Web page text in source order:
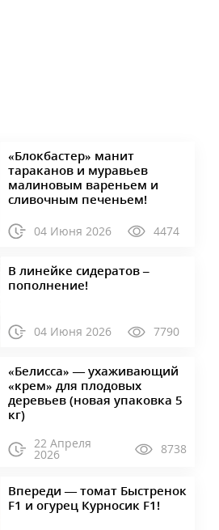
«Блокбастер» манит
тараканов и муравьев
малиновым вареньем и
сливочным печеньем!
04 Июня 2026 4474
В линейке сидератов –
пополнение!
04 Июня 2026 7790
«Белисса» — ухаживающий
«крем» для плодовых
деревьев (новая упаковка 5
кг)
22 Апреля
2026 8738
Впереди — томат Быстренок
F1 и огурец Курносик F1!